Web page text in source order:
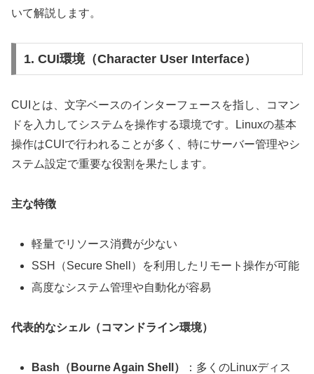
いて解説します。
1. CUI環境（Character User Interface）
CUIとは、文字ベースのインターフェースを指し、コマン
ドを入力してシステムを操作する環境です。Linuxの基本
操作はCUIで行われることが多く、特にサーバー管理やシ
ステム設定で重要な役割を果たします。
主な特徴
軽量でリソース消費が少ない
SSH（Secure Shell）を利用したリモート操作が可能
高度なシステム管理や自動化が容易
代表的なシェル（コマンドライン環境）
Bash（Bourne Again Shell）
：多くのLinuxディス